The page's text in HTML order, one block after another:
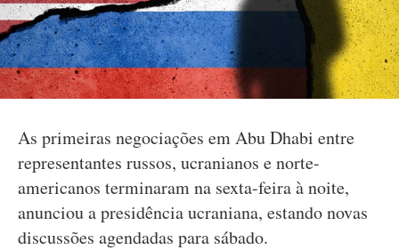
As primeiras negociações em Abu Dhabi entre
representantes russos, ucranianos e norte-
americanos terminaram na sexta-feira à noite,
anunciou a presidência ucraniana, estando novas
discussões agendadas para sábado.